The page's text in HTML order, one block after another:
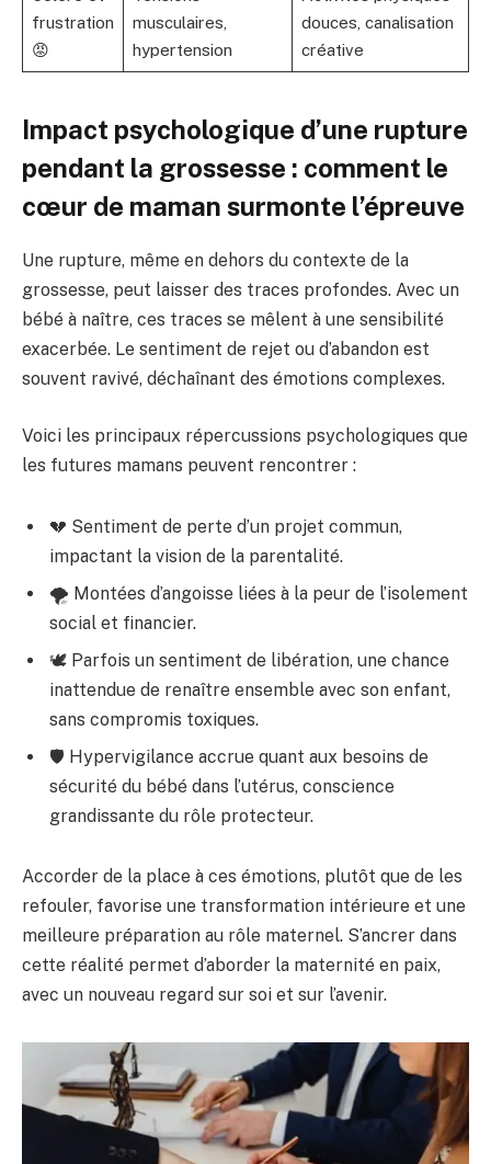
frustration
😡
musculaires,
hypertension
douces, canalisation
créative
Impact psychologique d’une rupture
pendant la grossesse : comment le
cœur de maman surmonte l’épreuve
Une rupture, même en dehors du contexte de la
grossesse, peut laisser des traces profondes. Avec un
bébé à naître, ces traces se mêlent à une sensibilité
exacerbée. Le sentiment de rejet ou d’abandon est
souvent ravivé, déchaînant des émotions complexes.
Voici les principaux répercussions psychologiques que
les futures mamans peuvent rencontrer :
💔 Sentiment de perte d’un projet commun,
impactant la vision de la parentalité.
🌪️ Montées d’angoisse liées à la peur de l’isolement
social et financier.
🕊️ Parfois un sentiment de libération, une chance
inattendue de renaître ensemble avec son enfant,
sans compromis toxiques.
🛡️ Hypervigilance accrue quant aux besoins de
sécurité du bébé dans l’utérus, conscience
grandissante du rôle protecteur.
Accorder de la place à ces émotions, plutôt que de les
refouler, favorise une transformation intérieure et une
meilleure préparation au rôle maternel. S’ancrer dans
cette réalité permet d’aborder la maternité en paix,
avec un nouveau regard sur soi et sur l’avenir.